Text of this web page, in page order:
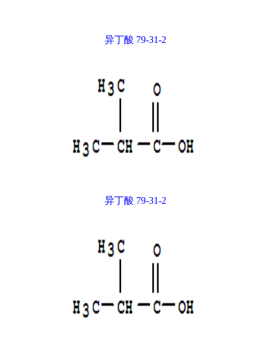
异丁酸 79-31-2
异丁酸 79-31-2